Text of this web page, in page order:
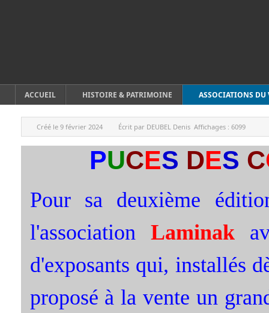
ACCUEIL HISTOIRE & PATRIMOINE ASSOCIATIONS DU
Créé le 9 février 2024 Écrit par DEUBEL Denis Affichages : 6099
PUCES DES C
Pour sa deuxième
l'association Laminak
d'exposants qui, installés
proposé à la vente un